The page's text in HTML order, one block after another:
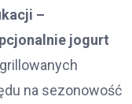
–
jogurt
na sezonowość